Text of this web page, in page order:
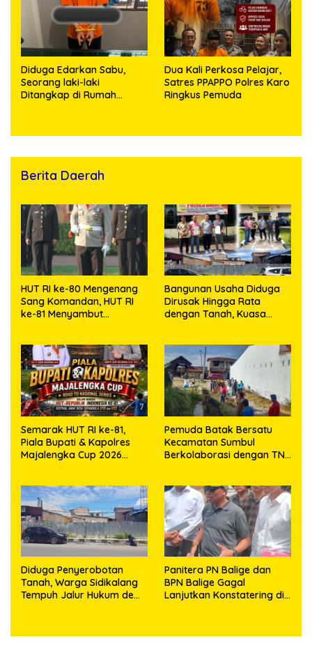
Diduga Edarkan Sabu,
Seorang laki-laki
Ditangkap di Rumah
Dua Kali Perkosa Pelajar,
Satres PPAPPO Polres Karo
Ringkus Pemuda
Berita Daerah
HUT RI ke-80 Mengenang
Sang Komandan, HUT RI
ke-81 Menyambut
Bangunan Usaha Diduga
Dirusak Hingga Rata
dengan Tanah, Kuasa
Tempuh Jalur Hukum
Semarak HUT RI ke-81,
Piala Bupati & Kapolres
Majalengka Cup 2026
Pemuda Batak Bersatu
Kecamatan Sumbul
Berkolaborasi dengan TNI
023/KS dan HUT Ke-81
Kemerdekaan RI
Diduga Penyerobotan
Tanah, Warga Sidikalang
Tempuh Jalur Hukum demi
Panitera PN Balige dan
BPN Balige Gagal
Lanjutkan Konstatering di